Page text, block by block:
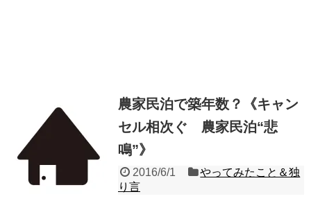
農家民泊で築年数？《キャン
セル相次ぐ 農家民泊“悲
鳴”》
2016/6/1
やってみたこと＆独
り言